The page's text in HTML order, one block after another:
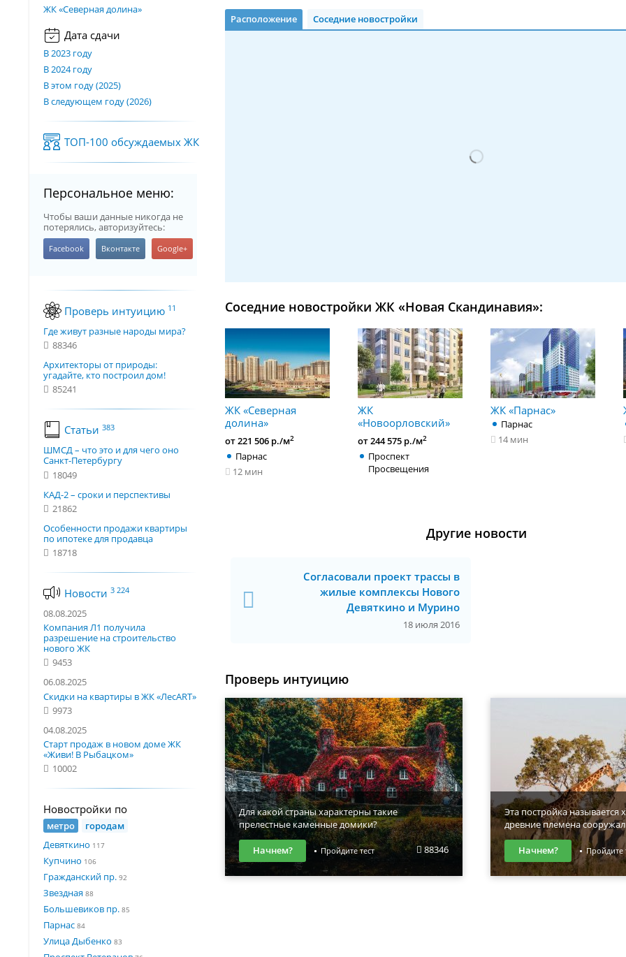
ЖК «Северная долина»
Дата сдачи
В 2023 году
В 2024 году
В этом году (2025)
В следующем году (2026)
ТОП-100 обсуждаемых ЖК
Персональное меню:
Чтобы ваши данные никогда не
потерялись, авторизуйтесь:
Проверь интуицию 11
Где живут разные народы мира?
88346
Архитекторы от природы:
угадайте, кто построил дом!
85241
Статьи 383
ШМСД – что это и для чего оно
Санкт-Петербургу
18049
КАД-2 – сроки и перспективы
21862
Особенности продажи квартиры
по ипотеке для продавца
18718
Новости 3 224
08.08.2025
Компания Л1 получила
разрешение на строительство
нового ЖК
9453
06.08.2025
Скидки на квартиры в ЖК «ЛесART»
9973
04.08.2025
Старт продаж в новом доме ЖК
«Живи! В Рыбацком»
10002
Новостройки по
метро
городам
Девяткино 117
Купчино 106
Гражданский пр. 92
Звездная 88
Большевиков пр. 85
Парнас 84
Улица Дыбенко 83
Расположение Соседние новостройки
Соседние новостройки ЖК «Новая Скандинавия»:
ЖК «Северная
долина»
от 221 506 р./м2
Парнас
12 мин
ЖК
«Новоорловский»
от 244 575 р./м2
Проспект
Просвещения
ЖК «Парнас»
Парнас
14 мин
Другие новости
Согласовали проект трассы в
жилые комплексы Нового
Девяткино и Мурино
18 июля 2016
Проверь интуицию
Для какой страны характерны такие
прелестные каменные домики?
88346
Начнем? Пройдите тест
Эта постройка называется
древние племена
Начнем? Пройдите